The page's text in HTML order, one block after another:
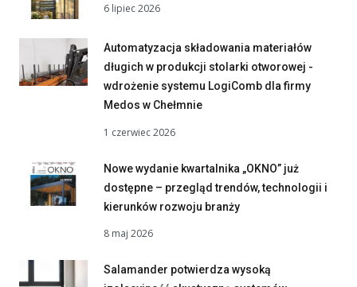
6 lipiec 2026
Automatyzacja składowania materiałów
długich w produkcji stolarki otworowej -
wdrożenie systemu LogiComb dla firmy
Medos w Chełmnie
1 czerwiec 2026
Nowe wydanie kwartalnika „OKNO” już
dostępne – przegląd trendów, technologii i
kierunków rozwoju branży
8 maj 2026
Salamander potwierdza wysoką